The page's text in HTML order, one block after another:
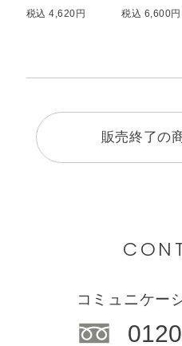
税込 4,620円 税込 6,600円
販売終了の
コミュニケー